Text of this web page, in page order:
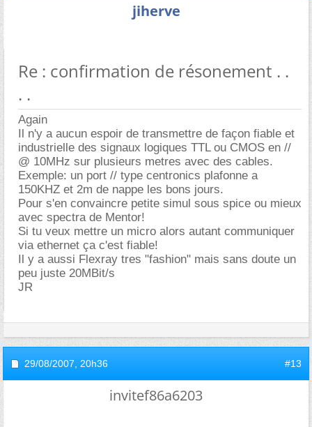
jiherve
Re : confirmation de résonement . .
. .
Again
Il n'y a aucun espoir de transmettre de façon fiable et
industrielle des signaux logiques TTL ou CMOS en //
@ 10MHz sur plusieurs metres avec des cables.
Exemple: un port // type centronics plafonne a
150KHZ et 2m de nappe les bons jours.
Pour s'en convaincre petite simul sous spice ou mieux
avec spectra de Mentor!
Si tu veux mettre un micro alors autant communiquer
via ethernet ça c'est fiable!
Il y a aussi Flexray tres "fashion" mais sans doute un
peu juste 20MBit/s
JR
29/08/2007, 20h36 #13
invitef86a6203